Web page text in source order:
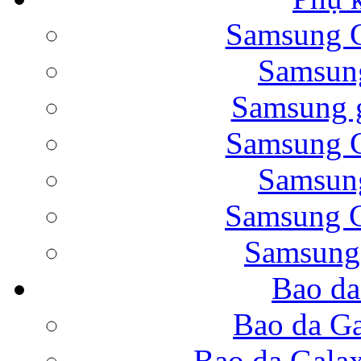
Bao da Samsung
Bao da Galaxy
Nắp lưng Samsung
Samsung
Samsung
Samsung
Bao
Bao da